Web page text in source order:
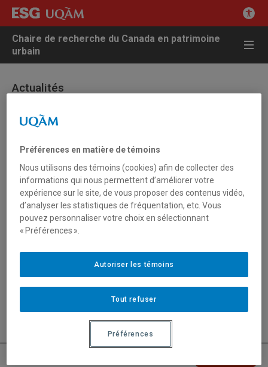
Chaire de recherche du Canada en patrimoine
urbain
Actualités
Le patrimoine religieux à Zone Libre
Le 11 février prochain, Radio-Canada diffusera, dans le cadre de
l’émissionZone Libre, une émission sur l’avenir du patrimoine
religieux, à laquelle Luc Noppen et Lucie K. Morisset ont
activement collaboré.
16 janvier 2005, à 13h30, dans le reportage qui portait comme
titre « Le patrimoine religieux à vendre”. Ce reportage a été
rediffusé en partie à l’émission simondurivage.com du vendredi
Préférences en matière de témoins
Nous utilisons des témoins (cookies) afin de collecter des
informations qui nous permettent d’améliorer votre
expérience sur le site, de vous proposer des contenus vidéo,
d’analyser les statistiques de fréquentation, etc. Vous
pouvez personnaliser votre choix en sélectionnant
« Préférences ».
Tout refuser
Autoriser les témoins
Préférences